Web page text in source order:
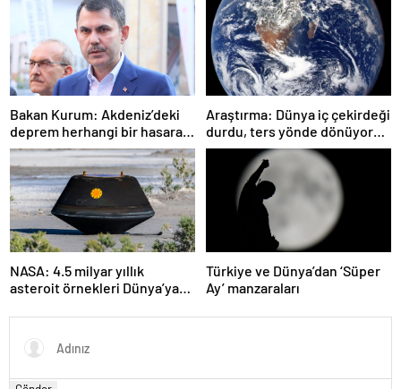
Bakan Kurum: Akdeniz’deki
deprem herhangi bir hasara
neden olmadı
Araştırma: Dünya iç çekirdeği
durdu, ters yönde dönüyor
olabilir
NASA: 4.5 milyar yıllık
asteroit örnekleri Dünya’ya
başlangıcına ışık tutabilir
Türkiye ve Dünya’dan ‘Süper
Ay’ manzaraları